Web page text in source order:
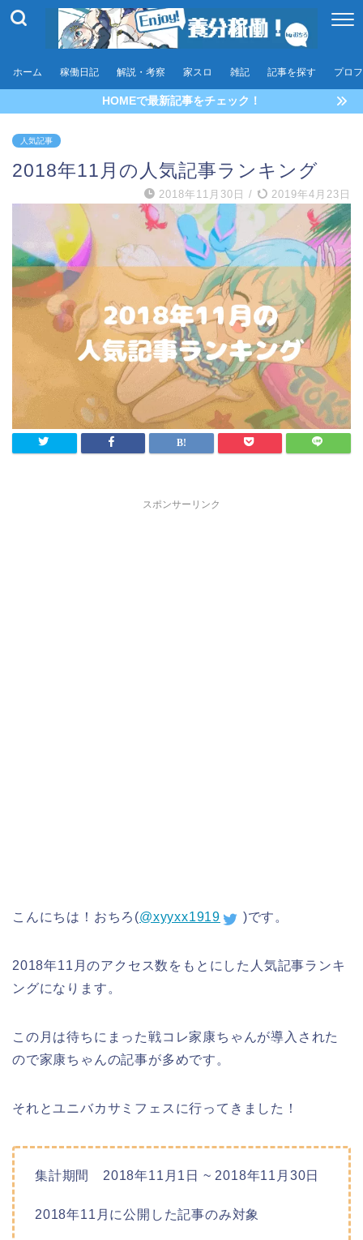
ホーム 稼働日記 解説・考察 家スロ 雑記 記事を探す プロ
HOMEで最新記事をチェック！
人気記事
2018年11月の人気記事ランキング
2018年11月30日 / 2019年4月23日
スポンサーリンク
こんにちは！おちろ(@xyyxx1919 )です。
2018年11月のアクセス数をもとにした人気記事ランキ
ングになります。
この月は待ちにまった戦コレ家康ちゃんが導入された
ので家康ちゃんの記事が多めです。
それとユニバカサミフェスに行ってきました！
集計期間 2018年11月1日 ~ 2018年11月30日
2018年11月に公開した記事のみ対象